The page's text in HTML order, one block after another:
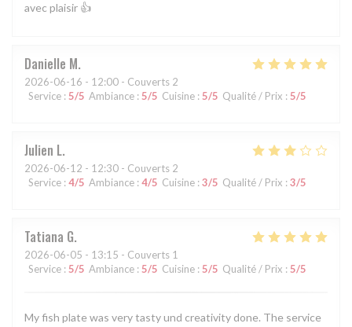
avec plaisir 👍
Danielle M
2026-06-16 - 12:00 - Couverts 2
Service : 5/5 Ambiance : 5/5 Cuisine : 5/5 Qualité / Prix : 5/5
Julien L
2026-06-12 - 12:30 - Couverts 2
Service : 4/5 Ambiance : 4/5 Cuisine : 3/5 Qualité / Prix : 3/5
Tatiana G
2026-06-05 - 13:15 - Couverts 1
Service : 5/5 Ambiance : 5/5 Cuisine : 5/5 Qualité / Prix : 5/5
My fish plate was very tasty und creativity done. The service